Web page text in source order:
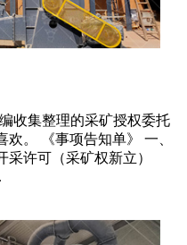
收集整理的采矿授权委托
。 《事项告知单》 一、
许可（采矿权新立）